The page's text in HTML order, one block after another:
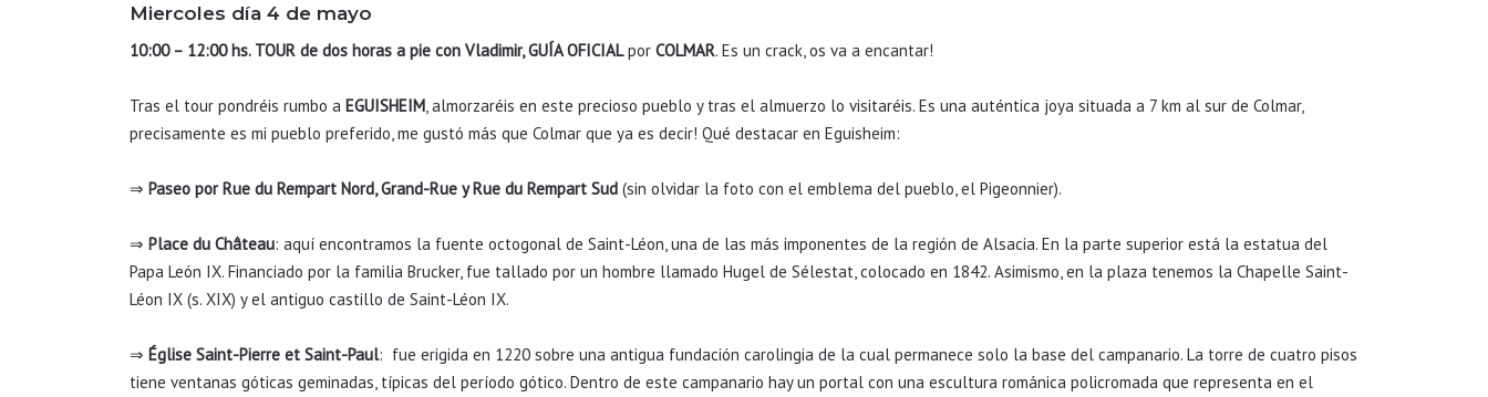
Miercoles día 4 de mayo
10:00 – 12:00 hs. TOUR de dos horas a pie con Vladimir, GUÍA OFICIALpor COLMAR. Es un crack, os va a encantar!
Tras el tour pondréis rumbo a EGUISHEIM, almorzaréis en este precioso pueblo y tras el almuerzo lo visitaréis. Es una auténtica joya situada a 7 km al sur de Colmar,
precisamente es mi pueblo preferido, me gustó más que Colmar que ya es decir! Qué destacar en Eguisheim:
⇒ Paseo por Rue du Rempart Nord, Grand-Rue y Rue du Rempart Sud (sin olvidar la foto con el emblema del pueblo, el Pigeonnier).
⇒ Place du Château: aquí encontramos la fuente octogonal de Saint-Léon, una de las más imponentes de la región de Alsacia. En la parte superior está la estatua del
Papa León IX. Financiado por la familia Brucker, fue tallado por un hombre llamado Hugel de Sélestat, colocado en 1842. Asimismo, en la plaza tenemos la Chapelle Saint-
Léon IX (s. XIX) y el antiguo castillo de Saint-Léon IX.
⇒ Église Saint-Pierre et Saint-Paul: fue erigida en 1220 sobre una antigua fundación carolingia de la cual permanece solo la base del campanario. La torre de cuatro pisos
tiene ventanas góticas geminadas, típicas del período gótico. Dentro de este campanario hay un portal con una escultura románica policromada que representa en el